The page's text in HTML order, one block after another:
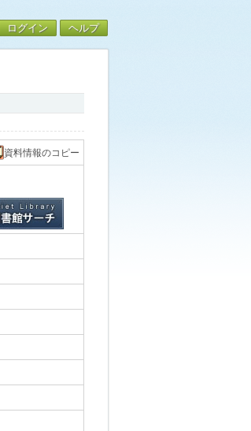
ログイン ヘルプ
資料情報のコピー